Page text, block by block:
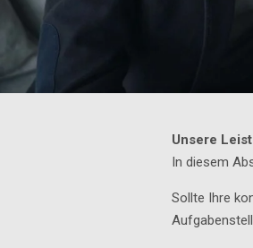
Unsere
In diesem
Sollte Ihre